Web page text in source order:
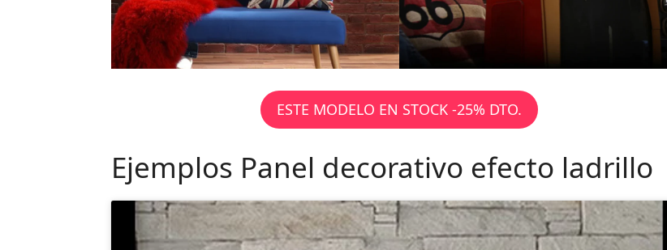
ESTE MODELO EN STOCK -25% DTO.
Ejemplos Panel decorativo efecto ladrillo